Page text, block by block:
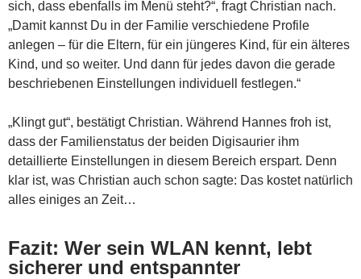
sich, dass ebenfalls im Menü steht?“, fragt Christian nach.
„Damit kannst Du in der Familie verschiedene Profile
anlegen – für die Eltern, für ein jüngeres Kind, für ein älteres
Kind, und so weiter. Und dann für jedes davon die gerade
beschriebenen Einstellungen individuell festlegen.“
„Klingt gut“, bestätigt Christian. Während Hannes froh ist,
dass der Familienstatus der beiden Digisaurier ihm
detaillierte Einstellungen in diesem Bereich erspart. Denn
klar ist, was Christian auch schon sagte: Das kostet natürlich
alles einiges an Zeit…
Fazit: Wer sein WLAN kennt, lebt
sicherer und entspannter